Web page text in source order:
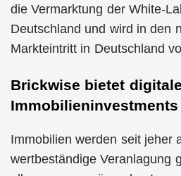
die Vermarktung der White-
Deutschland und wird in den
Markteintritt in Deutschland
Brickwise bietet digitale
Immobilien werden seit jeher
wertbeständige Veranlagung